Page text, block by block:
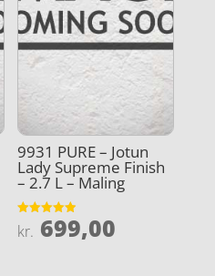
9931 PURE – Jotun
Lady Supreme Finish
– 2.7 L – Maling
Vurderet
4.9
kr. 699,00